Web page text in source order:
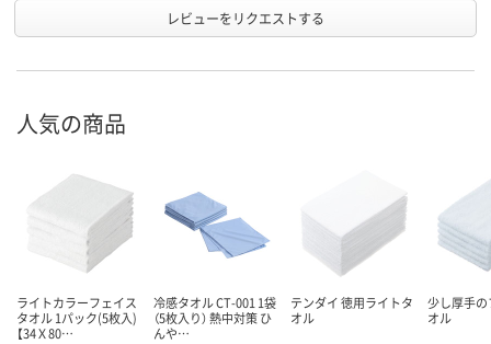
レビューをリクエストする
人気の商品
ライトカラーフェイス
タオル 1パック(5枚入)
【34Ｘ80…
冷感タオル CT-001 1袋
（5枚入り） 熱中対策 ひ
んや…
テンダイ 徳用ライトタ
オル
少し厚手
オル